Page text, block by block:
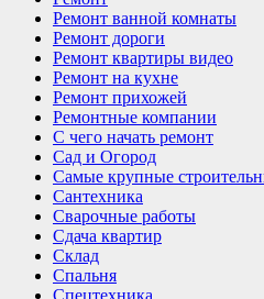
Ремонт ванной комнаты
Ремонт дороги
Ремонт квартиры видео
Ремонт на кухне
Ремонт прихожей
Ремонтные компании
С чего начать ремонт
Сад и Огород
Самые крупные
Сантехника
Сварочные работы
Сдача квартир
Склад
Спальня
Спецтехника